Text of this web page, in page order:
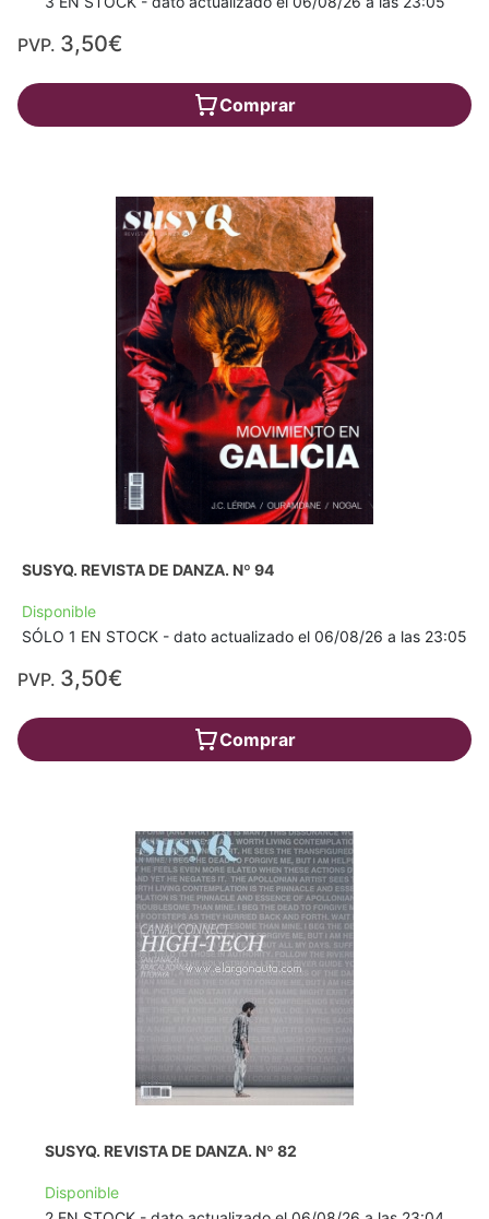
PVP. 3,50€
Comprar
SUSYQ. REVISTA DE DANZA. Nº 94
Disponible
SÓLO 1 EN STOCK - dato actualizado el 06/08/26 a las 23:05
PVP. 3,50€
Comprar
SUSYQ. REVISTA DE DANZA. Nº 82
Disponible